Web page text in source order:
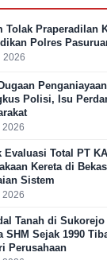
Tolak Praperadilan
Polres
2026
Polisi, Isu
2026
Evaluasi Total PT
Kereta di
Sistem
2026
Tanah di Sukorejo
SHM Sejak 1990
Perusahaan